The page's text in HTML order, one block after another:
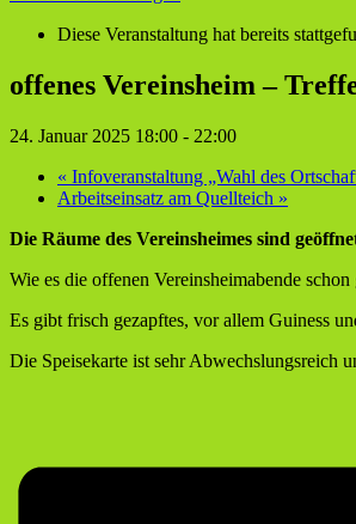
Diese Veranstaltung hat bereits
offenes Vereinsheim –
24. Januar 2025 18:00 - 22:00
« Infoveranstaltung „Wahl des
Arbeitseinsatz am Quellteich »
Die Räume des Vereinsheimes sind
Wie es die offenen Vereinsheimabende
Es gibt frisch gezapftes, vor allem Guiness
Die Speisekarte ist sehr Abwechslungsreich